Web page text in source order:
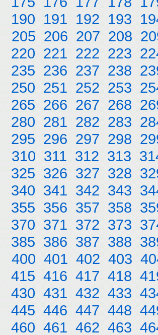
190 191 192 193
205 206 207 208
220 221 222 223
235 236 237 238
250 251 252 253
265 266 267 268
280 281 282 283
295 296 297 298
310 311 312 313
325 326 327 328
340 341 342 343
355 356 357 358
370 371 372 373
385 386 387 388
400 401 402 403
415 416 417 418
430 431 432 433
445 446 447 448
460 461 462 463